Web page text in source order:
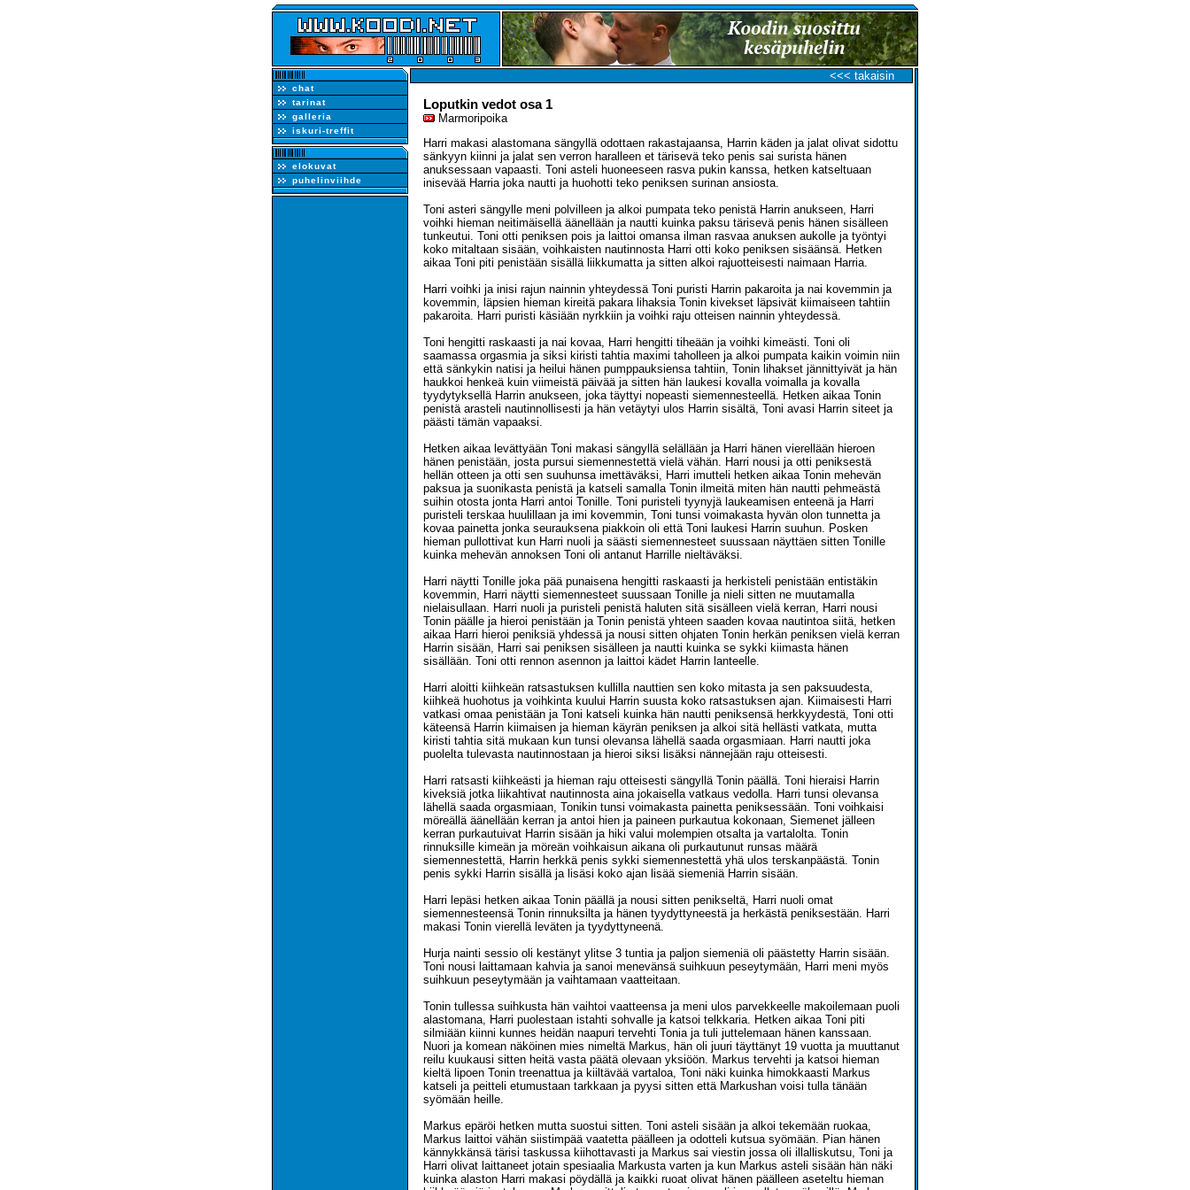
chat
tarinat
galleria
iskuri-treffit
elokuvat
puhelinviihde
<<< takaisin
Loputkin vedot osa 1
Marmoripoika
Harri makasi alastomana sängyllä odottaen rakastajaansa, Harrin käden ja jalat olivat sidottu
sänkyyn kiinni ja jalat sen verron haralleen et tärisevä teko penis sai surista hänen
anuksessaan vapaasti. Toni asteli huoneeseen rasva pukin kanssa, hetken katseltuaan
inisevää Harria joka nautti ja huohotti teko peniksen surinan ansiosta.
Toni asteri sängylle meni polvilleen ja alkoi pumpata teko penistä Harrin anukseen, Harri
voihki hieman neitimäisellä äänellään ja nautti kuinka paksu tärisevä penis hänen sisälleen
tunkeutui. Toni otti peniksen pois ja laittoi omansa ilman rasvaa anuksen aukolle ja työntyi
koko mitaltaan sisään, voihkaisten nautinnosta Harri otti koko peniksen sisäänsä. Hetken
aikaa Toni piti penistään sisällä liikkumatta ja sitten alkoi rajuotteisesti naimaan Harria.
Harri voihki ja inisi rajun nainnin yhteydessä Toni puristi Harrin pakaroita ja nai kovemmin ja
kovemmin, läpsien hieman kireitä pakara lihaksia Tonin kivekset läpsivät kiimaiseen tahtiin
pakaroita. Harri puristi käsiään nyrkkiin ja voihki raju otteisen nainnin yhteydessä.
Toni hengitti raskaasti ja nai kovaa, Harri hengitti tiheään ja voihki kimeästi. Toni oli
saamassa orgasmia ja siksi kiristi tahtia maximi taholleen ja alkoi pumpata kaikin voimin niin
että sänkykin natisi ja heilui hänen pumppauksiensa tahtiin, Tonin lihakset jännittyivät ja hän
haukkoi henkeä kuin viimeistä päivää ja sitten hän laukesi kovalla voimalla ja kovalla
tyydytyksellä Harrin anukseen, joka täyttyi nopeasti siemennesteellä. Hetken aikaa Tonin
penistä arasteli nautinnollisesti ja hän vetäytyi ulos Harrin sisältä, Toni avasi Harrin siteet ja
päästi tämän vapaaksi.
Hetken aikaa levättyään Toni makasi sängyllä selällään ja Harri hänen vierellään hieroen
hänen penistään, josta pursui siemennestettä vielä vähän. Harri nousi ja otti peniksestä
hellän otteen ja otti sen suuhunsa imettäväksi, Harri imutteli hetken aikaa Tonin mehevän
paksua ja suonikasta penistä ja katseli samalla Tonin ilmeitä miten hän nautti pehmeästä
suihin otosta jonta Harri antoi Tonille. Toni puristeli tyynyjä laukeamisen enteenä ja Harri
puristeli terskaa huulillaan ja imi kovemmin, Toni tunsi voimakasta hyvän olon tunnetta ja
kovaa painetta jonka seurauksena piakkoin oli että Toni laukesi Harrin suuhun. Posken
hieman pullottivat kun Harri nuoli ja säästi siemennesteet suussaan näyttäen sitten Tonille
kuinka mehevän annoksen Toni oli antanut Harrille nieltäväksi.
Harri näytti Tonille joka pää punaisena hengitti raskaasti ja herkisteli penistään entistäkin
kovemmin, Harri näytti siemennesteet suussaan Tonille ja nieli sitten ne muutamalla
nielaisullaan. Harri nuoli ja puristeli penistä haluten sitä sisälleen vielä kerran, Harri nousi
Tonin päälle ja hieroi penistään ja Tonin penistä yhteen saaden kovaa nautintoa siitä, hetken
aikaa Harri hieroi peniksiä yhdessä ja nousi sitten ohjaten Tonin herkän peniksen vielä kerran
Harrin sisään, Harri sai peniksen sisälleen ja nautti kuinka se sykki kiimasta hänen
sisällään. Toni otti rennon asennon ja laittoi kädet Harrin lanteelle.
Harri aloitti kiihkeän ratsastuksen kullilla nauttien sen koko mitasta ja sen paksuudesta,
kiihkeä huohotus ja voihkinta kuului Harrin suusta koko ratsastuksen ajan. Kiimaisesti Harri
vatkasi omaa penistään ja Toni katseli kuinka hän nautti peniksensä herkkyydestä, Toni otti
käteensä Harrin kiimaisen ja hieman käyrän peniksen ja alkoi sitä hellästi vatkata, mutta
kiristi tahtia sitä mukaan kun tunsi olevansa lähellä saada orgasmiaan. Harri nautti joka
puolelta tulevasta nautinnostaan ja hieroi siksi lisäksi nännejään raju otteisesti.
Harri ratsasti kiihkeästi ja hieman raju otteisesti sängyllä Tonin päällä. Toni hieraisi Harrin
kiveksiä jotka liikahtivat nautinnosta aina jokaisella vatkaus vedolla. Harri tunsi olevansa
lähellä saada orgasmiaan, Tonikin tunsi voimakasta painetta peniksessään. Toni voihkaisi
möreällä äänellään kerran ja antoi hien ja paineen purkautua kokonaan, Siemenet jälleen
kerran purkautuivat Harrin sisään ja hiki valui molempien otsalta ja vartalolta. Tonin
rinnuksille kimeän ja möreän voihkaisun aikana oli purkautunut runsas määrä
siemennestettä, Harrin herkkä penis sykki siemennestettä yhä ulos terskanpäästä. Tonin
penis sykki Harrin sisällä ja lisäsi koko ajan lisää siemeniä Harrin sisään.
Harri lepäsi hetken aikaa Tonin päällä ja nousi sitten penikseltä, Harri nuoli omat
siemennesteensä Tonin rinnuksilta ja hänen tyydyttyneestä ja herkästä peniksestään. Harri
makasi Tonin vierellä leväten ja tyydyttyneenä.
Hurja nainti sessio oli kestänyt ylitse 3 tuntia ja paljon siemeniä oli päästetty Harrin sisään.
Toni nousi laittamaan kahvia ja sanoi menevänsä suihkuun peseytymään, Harri meni myös
suihkuun peseytymään ja vaihtamaan vaatteitaan.
Tonin tullessa suihkusta hän vaihtoi vaatteensa ja meni ulos parvekkeelle makoilemaan puoli
alastomana, Harri puolestaan istahti sohvalle ja katsoi telkkaria. Hetken aikaa Toni piti
silmiään kiinni kunnes heidän naapuri tervehti Tonia ja tuli juttelemaan hänen kanssaan.
Nuori ja komean näköinen mies nimeltä Markus, hän oli juuri täyttänyt 19 vuotta ja muuttanut
reilu kuukausi sitten heitä vasta päätä olevaan yksiöön. Markus tervehti ja katsoi hieman
kieltä lipoen Tonin treenattua ja kiiltävää vartaloa, Toni näki kuinka himokkaasti Markus
katseli ja peitteli etumustaan tarkkaan ja pyysi sitten että Markushan voisi tulla tänään
syömään heille.
Markus epäröi hetken mutta suostui sitten. Toni asteli sisään ja alkoi tekemään ruokaa,
Markus laittoi vähän siistimpää vaatetta päälleen ja odotteli kutsua syömään. Pian hänen
kännykkänsä tärisi taskussa kiihottavasti ja Markus sai viestin jossa oli illalliskutsu, Toni ja
Harri olivat laittaneet jotain spesiaalia Markusta varten ja kun Markus asteli sisään hän näki
kuinka alaston Harri makasi pöydällä ja kaikki ruoat olivat hänen päälleen aseteltu hieman